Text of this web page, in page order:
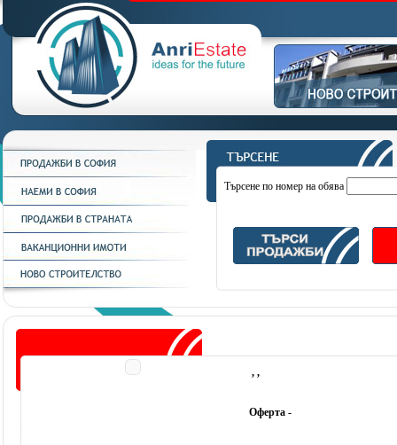
Търсене по номер на обява
, ,
Оферта -